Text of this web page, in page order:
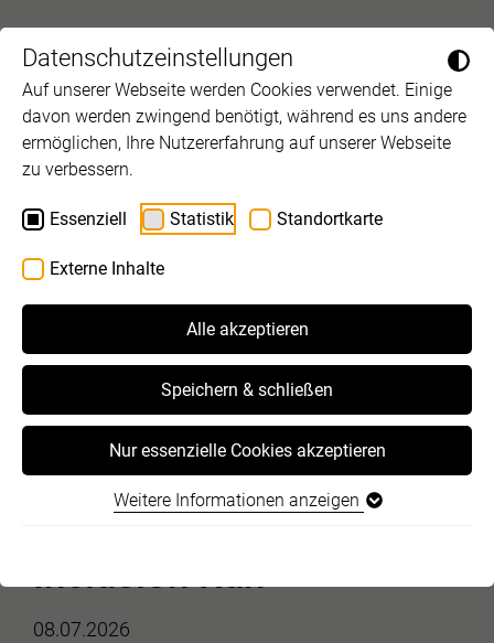
Datenschutzeinstellungen
Auf unserer Webseite werden Cookies verwendet. Einige
davon werden zwingend benötigt, während es uns andere
ermöglichen, Ihre Nutzererfahrung auf unserer Webseite
zu verbessern.
Essenziell Statistik Standortkarte
Externe Inhalte
Alle akzeptieren
Speichern & schließen
Nur essenzielle Cookies akzeptieren
Weitere Informationen anzeigen
Inclusion Run
08.07.2026